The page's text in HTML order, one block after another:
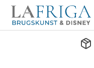
Gratis